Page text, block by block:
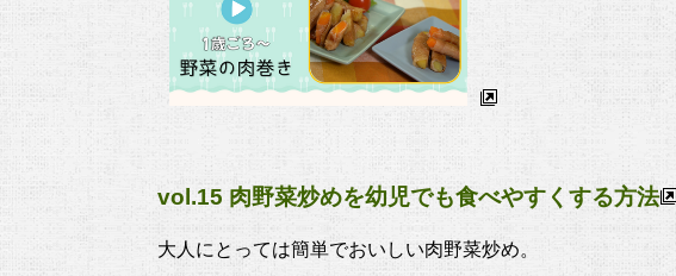
vol.15 肉野菜炒めを幼児でも食べやすくする方法
大人にとっては簡単でおいしい肉野菜炒め。